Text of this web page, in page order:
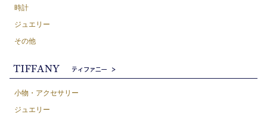
時計
ジュエリー
その他
小物・アクセサリー
ジュエリー